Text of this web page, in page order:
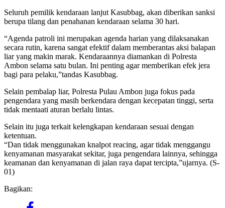
Seluruh pemilik kendaraan lanjut Kasubbag, akan diberikan sanksi
berupa tilang dan penahanan kendaraan selama 30 hari.
“Agenda patroli ini merupakan agenda harian yang dilaksanakan
secara rutin, karena sangat efektif dalam memberantas aksi balapan
liar yang makin marak. Kendaraannya diamankan di Polresta
Ambon selama satu bulan. Ini penting agar memberikan efek jera
bagi para pelaku,”tandas Kasubbag.
Selain pembalap liar, Polresta Pulau Ambon juga fokus pada
pengendara yang masih berkendara dengan kecepatan tinggi, serta
tidak mentaati aturan berlalu lintas.
Selain itu juga terkait kelengkapan kendaraan sesuai dengan
ketentuan.
“Dan tidak menggunakan knalpot reacing, agar tidak menggangu
kenyamanan masyarakat sekitar, juga pengendara lainnya, sehingga
keamanan dan kenyamanan di jalan raya dapat tercipta,”ujarnya. (S-
01)
Bagikan: